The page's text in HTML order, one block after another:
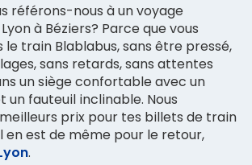
référons-nous à un voyage
à Béziers? Parce que vous
le train Blablabus, sans être pressé,
sans retards, sans attentes
un siège confortable avec un
un fauteuil inclinable. Nous
prix pour tes billets de train
en est de même pour le retour,
.